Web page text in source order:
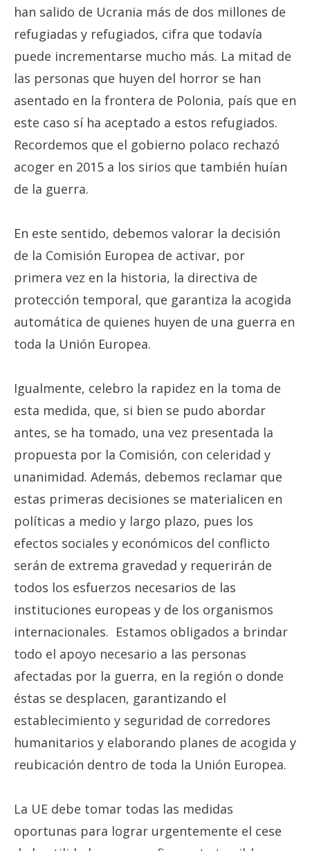
han salido de Ucrania más de dos millones de
refugiadas y refugiados, cifra que todavía
puede incrementarse mucho más. La mitad de
las personas que huyen del horror se han
asentado en la frontera de Polonia, país que en
este caso sí ha aceptado a estos refugiados.
Recordemos que el gobierno polaco rechazó
acoger en 2015 a los sirios que también huían
de la guerra.
En este sentido, debemos valorar la decisión
de la Comisión Europea de activar, por
primera vez en la historia, la directiva de
protección temporal, que garantiza la acogida
automática de quienes huyen de una guerra en
toda la Unión Europea.
Igualmente, celebro la rapidez en la toma de
esta medida, que, si bien se pudo abordar
antes, se ha tomado, una vez presentada la
propuesta por la Comisión, con celeridad y
unanimidad. Además, debemos reclamar que
estas primeras decisiones se materialicen en
políticas a medio y largo plazo, pues los
efectos sociales y económicos del conflicto
serán de extrema gravedad y requerirán de
todos los esfuerzos necesarios de las
instituciones europeas y de los organismos
internacionales. Estamos obligados a brindar
todo el apoyo necesario a las personas
afectadas por la guerra, en la región o donde
éstas se desplacen, garantizando el
establecimiento y seguridad de corredores
humanitarios y elaborando planes de acogida y
reubicación dentro de toda la Unión Europea.
La UE debe tomar todas las medidas
oportunas para lograr urgentemente el cese